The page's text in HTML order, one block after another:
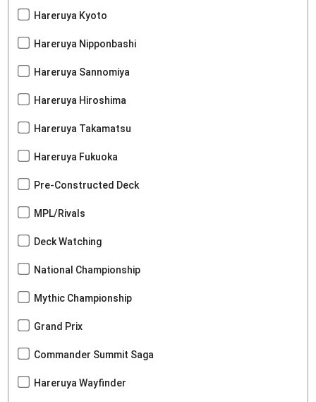
Hareruya Kyoto
Hareruya Nipponbashi
Hareruya Sannomiya
Hareruya Hiroshima
Hareruya Takamatsu
Hareruya Fukuoka
Pre-Constructed Deck
MPL/Rivals
Deck Watching
National Championship
Mythic Championship
Grand Prix
Commander Summit Saga
Hareruya Wayfinder